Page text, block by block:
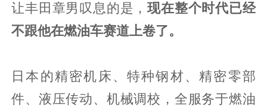
让丰田章男叹息的是，现在整个时代已经
不跟他在燃油车赛道上卷了。
日本的精密机床、特种钢材、精密零部
件、液压传动、机械调校，全服务于燃油